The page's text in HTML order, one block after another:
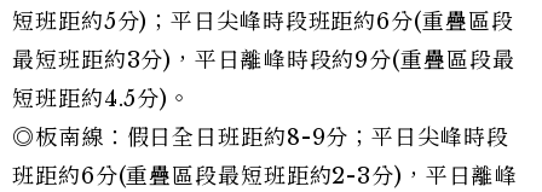
短班距約5分)；平日尖峰時段班距約6分(重疊區段
最短班距約3分)，平日離峰時段約9分(重疊區段最
短班距約4.5分)。
◎板南線：假日全日班距約8-9分；平日尖峰時段
班距約6分(重疊區段最短班距約2-3分)，平日離峰